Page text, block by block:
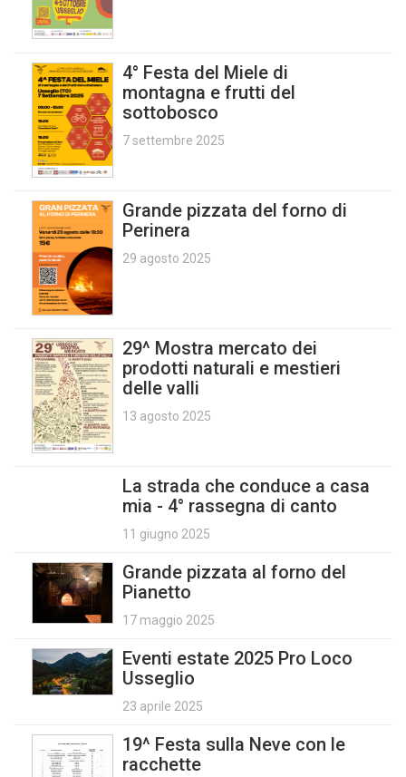
4° Festa del Miele di
montagna e frutti del
sottobosco
7 settembre 2025
Grande pizzata del forno di
Perinera
29 agosto 2025
29^ Mostra mercato dei
prodotti naturali e mestieri
delle valli
13 agosto 2025
La strada che conduce a casa
mia - 4° rassegna di canto
11 giugno 2025
Grande pizzata al forno del
Pianetto
17 maggio 2025
Eventi estate 2025 Pro Loco
Usseglio
23 aprile 2025
19^ Festa sulla Neve con le
racchette